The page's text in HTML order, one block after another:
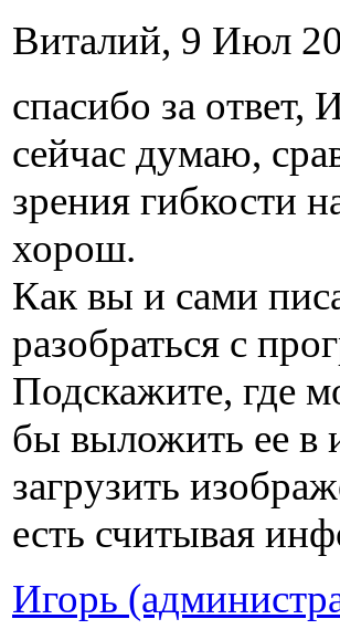
Виталий, 9 Июл
спасибо за
сейчас думаю,
зрения гибкости
хорош.
Как вы и сами
разобраться с
Подскажите, где
бы выложить ее в
загрузить
есть считывая
Игорь